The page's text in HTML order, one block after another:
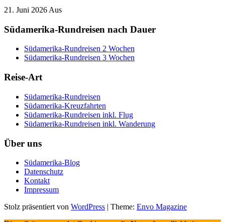
21. Juni 2026 Aus
Südamerika-Rundreisen nach Dauer
Südamerika-Rundreisen 2 Wochen
Südamerika-Rundreisen 3 Wochen
Reise-Art
Südamerika-Rundreisen
Südamerika-Kreuzfahrten
Südamerika-Rundreisen inkl. Flug
Südamerika-Rundreisen inkl. Wanderung
Über uns
Südamerika-Blog
Datenschutz
Kontakt
Impressum
Stolz präsentiert von WordPress | Theme: Envo Magazine